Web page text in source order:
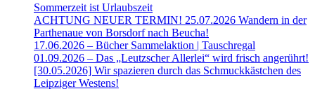
Sommerzeit ist Urlaubszeit
ACHTUNG NEUER TERMIN! 25.07.2026 Wandern in der
Parthenaue von Borsdorf nach Beucha!
17.06.2026 – Bücher Sammelaktion | Tauschregal
01.09.2026 – Das „Leutzscher Allerlei“ wird frisch angerührt!
[30.05.2026] Wir spazieren durch das Schmuckkästchen des
Leipziger Westens!